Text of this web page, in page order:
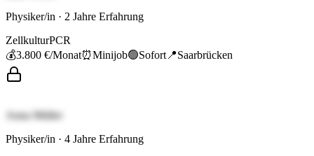
Physiker/in · 2 Jahre Erfahrung
ZellkulturPCR
💰3.800 €/Monat⏰Minijob🟢Sofort 📍Saarbrücken
Anna Müller
Physiker/in · 4 Jahre Erfahrung